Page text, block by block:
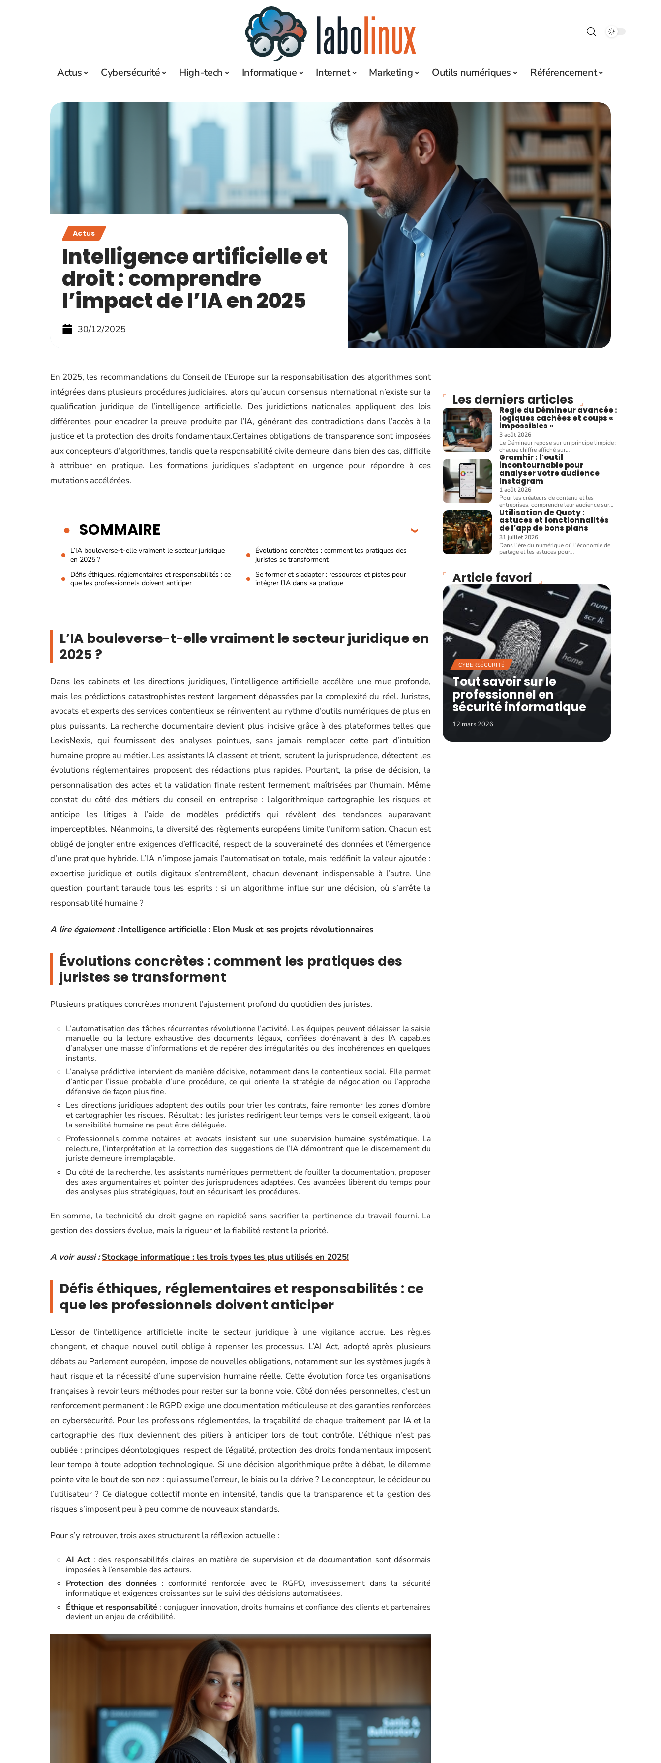
Actus Cybersécurité High-tech Informatique Internet Marketing Outils numériques Référencement
Actus
Intelligence artificielle et
droit : comprendre
l’impact de l’IA en 2025
30/12/2025
En 2025, les recommandations du Conseil de l’Europe sur la responsabilisation des algorithmes sont
intégrées dans plusieurs procédures judiciaires, alors qu’aucun consensus international n’existe sur la
qualification juridique de l’intelligence artificielle. Des juridictions nationales appliquent des lois
différentes pour encadrer la preuve produite par l’IA, générant des contradictions dans l’accès à la
justice et la protection des droits fondamentaux.Certaines obligations de transparence sont imposées
aux concepteurs d’algorithmes, tandis que la responsabilité civile demeure, dans bien des cas, difficile
à attribuer en pratique. Les formations juridiques s’adaptent en urgence pour répondre à ces
mutations accélérées.
SOMMAIRE
L’IA bouleverse-t-elle vraiment le secteur juridique
en 2025 ?
Évolutions concrètes : comment les pratiques des
juristes se transforment
Défis éthiques, réglementaires et responsabilités : ce
que les professionnels doivent anticiper
Se former et s’adapter : ressources et pistes pour
intégrer l’IA dans sa pratique
L’IA bouleverse-t-elle vraiment le secteur juridique en
2025 ?
Dans les cabinets et les directions juridiques, l’intelligence artificielle accélère une mue profonde,
mais les prédictions catastrophistes restent largement dépassées par la complexité du réel. Juristes,
avocats et experts des services contentieux se réinventent au rythme d’outils numériques de plus en
plus puissants. La recherche documentaire devient plus incisive grâce à des plateformes telles que
LexisNexis, qui fournissent des analyses pointues, sans jamais remplacer cette part d’intuition
humaine propre au métier. Les assistants IA classent et trient, scrutent la jurisprudence, détectent les
évolutions réglementaires, proposent des rédactions plus rapides. Pourtant, la prise de décision, la
personnalisation des actes et la validation finale restent fermement maîtrisées par l’humain. Même
constat du côté des métiers du conseil en entreprise : l’algorithmique cartographie les risques et
anticipe les litiges à l’aide de modèles prédictifs qui révèlent des tendances auparavant
imperceptibles. Néanmoins, la diversité des règlements européens limite l’uniformisation. Chacun est
obligé de jongler entre exigences d’efficacité, respect de la souveraineté des données et l’émergence
d’une pratique hybride. L’IA n’impose jamais l’automatisation totale, mais redéfinit la valeur ajoutée :
expertise juridique et outils digitaux s’entremêlent, chacun devenant indispensable à l’autre. Une
question pourtant taraude tous les esprits : si un algorithme influe sur une décision, où s’arrête la
responsabilité humaine ?
A lire également : Intelligence artificielle : Elon Musk et ses projets révolutionnaires
Évolutions concrètes : comment les pratiques des
juristes se transforment
Plusieurs pratiques concrètes montrent l’ajustement profond du quotidien des juristes.
L’automatisation des tâches récurrentes révolutionne l’activité. Les équipes peuvent délaisser la saisie
manuelle ou la lecture exhaustive des documents légaux, confiées dorénavant à des IA capables
d’analyser une masse d’informations et de repérer des irrégularités ou des incohérences en quelques
instants.
L’analyse prédictive intervient de manière décisive, notamment dans le contentieux social. Elle permet
d’anticiper l’issue probable d’une procédure, ce qui oriente la stratégie de négociation ou l’approche
défensive de façon plus fine.
Les directions juridiques adoptent des outils pour trier les contrats, faire remonter les zones d’ombre
et cartographier les risques. Résultat : les juristes redirigent leur temps vers le conseil exigeant, là où
la sensibilité humaine ne peut être déléguée.
Professionnels comme notaires et avocats insistent sur une supervision humaine systématique. La
relecture, l’interprétation et la correction des suggestions de l’IA démontrent que le discernement du
juriste demeure irremplaçable.
Du côté de la recherche, les assistants numériques permettent de fouiller la documentation, proposer
des axes argumentaires et pointer des jurisprudences adaptées. Ces avancées libèrent du temps pour
des analyses plus stratégiques, tout en sécurisant les procédures.
En somme, la technicité du droit gagne en rapidité sans sacrifier la pertinence du travail fourni. La
gestion des dossiers évolue, mais la rigueur et la fiabilité restent la priorité.
A voir aussi : Stockage informatique : les trois types les plus utilisés en 2025!
Défis éthiques, réglementaires et responsabilités : ce
que les professionnels doivent anticiper
L’essor de l’intelligence artificielle incite le secteur juridique à une vigilance accrue. Les règles
changent, et chaque nouvel outil oblige à repenser les processus. L’AI Act, adopté après plusieurs
débats au Parlement européen, impose de nouvelles obligations, notamment sur les systèmes jugés à
haut risque et la nécessité d’une supervision humaine réelle. Cette évolution force les organisations
françaises à revoir leurs méthodes pour rester sur la bonne voie. Côté données personnelles, c’est un
renforcement permanent : le RGPD exige une documentation méticuleuse et des garanties renforcées
en cybersécurité. Pour les professions réglementées, la traçabilité de chaque traitement par IA et la
cartographie des flux deviennent des piliers à anticiper lors de tout contrôle. L’éthique n’est pas
oubliée : principes déontologiques, respect de l’égalité, protection des droits fondamentaux imposent
leur tempo à toute adoption technologique. Si une décision algorithmique prête à débat, le dilemme
pointe vite le bout de son nez : qui assume l’erreur, le biais ou la dérive ? Le concepteur, le décideur ou
l’utilisateur ? Ce dialogue collectif monte en intensité, tandis que la transparence et la gestion des
risques s’imposent peu à peu comme de nouveaux standards.
Pour s’y retrouver, trois axes structurent la réflexion actuelle :
AI Act : des responsabilités claires en matière de supervision et de documentation sont désormais
imposées à l’ensemble des acteurs.
Protection des données : conformité renforcée avec le RGPD, investissement dans la sécurité
informatique et exigences croissantes sur le suivi des décisions automatisées.
Éthique et responsabilité : conjuguer innovation, droits humains et confiance des clients et partenaires
devient un enjeu de crédibilité.
Les derniers articles
Regle du Démineur avancée :
logiques cachées et coups «
impossibles »
3 août 2026
Le Démineur repose sur un principe limpide :
chaque chiffre affiché sur…
Gramhir : l’outil
incontournable pour
analyser votre audience
Instagram
1 août 2026
Pour les créateurs de contenu et les
entreprises, comprendre leur audience sur…
Utilisation de Quoty :
astuces et fonctionnalités
de l’app de bons plans
31 juillet 2026
Dans l'ère du numérique où l'économie de
partage et les astuces pour…
Article favori
CYBERSÉCURITÉ
Tout savoir sur le
professionnel en
sécurité informatique
12 mars 2026